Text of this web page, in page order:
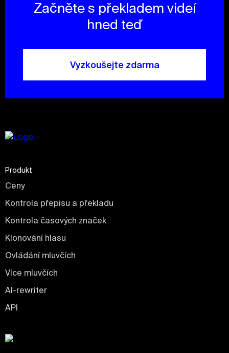
Začněte s překladem videí
hned teď
Vyzkoušejte zdarma
Produkt
Ceny
Kontrola přepisu a překladu
Kontrola časových značek
Klonování hlasu
Ovládání mluvčích
Více mluvčích
AI-rewriter
API